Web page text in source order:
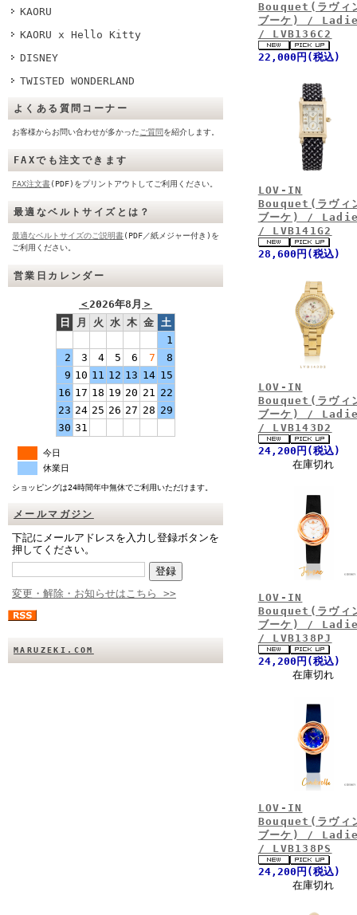
KAORU
KAORU x Hello Kitty
DISNEY
TWISTED WONDERLAND
よくある質問コーナー
お客様からお問い合わせが多かった ご質問を紹介します。
FAXでも注文できます
FAX注文書(PDF)をプリントアウトしてご利用ください。
最適なベルトサイズとは？
最適なベルトサイズのご説明書(PDF／紙メジャー付き)を
ご利用ください。
営業日カレンダー
＜2026年8月 ＞
日
月 火 水 木 金 土
1
2
3 4 5 6 7
8
9 10 11 12 13 14 15
16 17 18 19 20 21 22
23 24 25 26 27 28 29
30 31
今日
休業日
ショッピングは24時間年中無休でご利用いただけます。
メールマガジン
下記にメールアドレスを入力し登録ボタンを
押してください。
変更・解除・お知らせはこちら >>
MARUZEKI.COM
Bouquet(ラヴィ
ブーケ) /
/ LVB136C2
22,000円(税込)
LOV-IN
Bouquet(ラヴィ
ブーケ) /
/ LVB141G2
28,600円(税込)
LOV-IN
Bouquet(ラヴィ
ブーケ) /
/ LVB143D2
24,200円(税込)
在庫切れ
LOV-IN
Bouquet(ラヴィ
ブーケ) /
/ LVB138PJ
24,200円(税込)
在庫切れ
LOV-IN
Bouquet(ラヴィ
ブーケ) /
/ LVB138PS
24,200円(税込)
在庫切れ